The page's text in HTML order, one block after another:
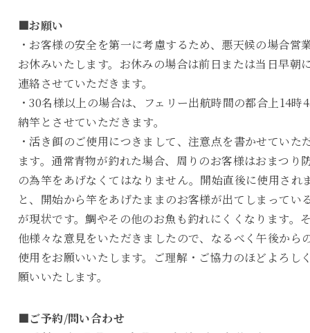
■お願い
・お客様の安全を第一に考慮するため、悪天候の場合営
お休みいたします。お休みの場合は前日または当日早朝
連絡させていただきます。
・30名様以上の場合は、フェリー出航時間の都合上14時
納竿とさせていただきます。
・活き餌のご使用につきまして、注意点を書かせていた
ます。通常青物が釣れた場合、周りのお客様はおまつり
の為竿をあげなくてはなりません。開始直後に使用され
と、開始から竿をあげたままのお客様が出てしまってい
が現状です。鯛やその他のお魚も釣れにくくなります。
他様々な意見をいただきましたので、なるべく午後から
使用をお願いいたします。ご理解・ご協力のほどよろし
願いいたします。
■ご予約/問い合わせ